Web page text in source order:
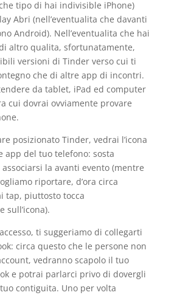
tipo di hai indivisible iPhone)
Abri (nell’eventualita che davanti
Android). Nell’eventualita che hai
altro qualita, sfortunatamente,
versioni di Tinder verso cui ti
che di altre app di incontri.
da tablet, iPad ed computer
cui dovrai ovviamente provare
posizionato Tinder, vedrai l’icona
app del tuo telefono: sosta
associarsi la avanti evento (mentre
riportare, d’ora circa
tap, piuttosto tocca
sull’icona).
ti suggeriamo di collegarti
circa questo che le persone non
vedranno scapolo il tuo
e potrai parlarci privo di dovergli
contiguita. Uno per volta